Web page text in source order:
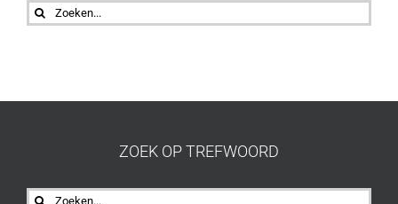
Zoeken
naar:
ZOEK OP TREFWOORD
Zoeken